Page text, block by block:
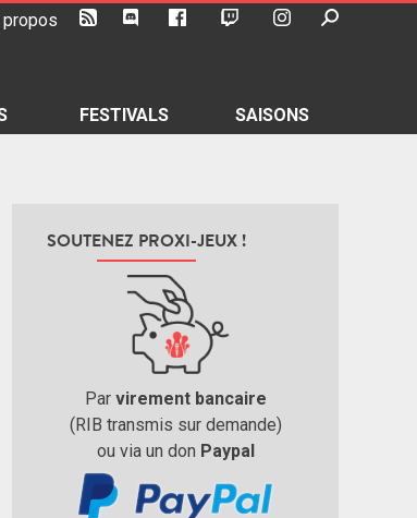
propos
FESTIVALS SAISONS
SOUTENEZ PROXI-JEUX !
Par virement bancaire
(RIB transmis sur demande)
ou via un don Paypal